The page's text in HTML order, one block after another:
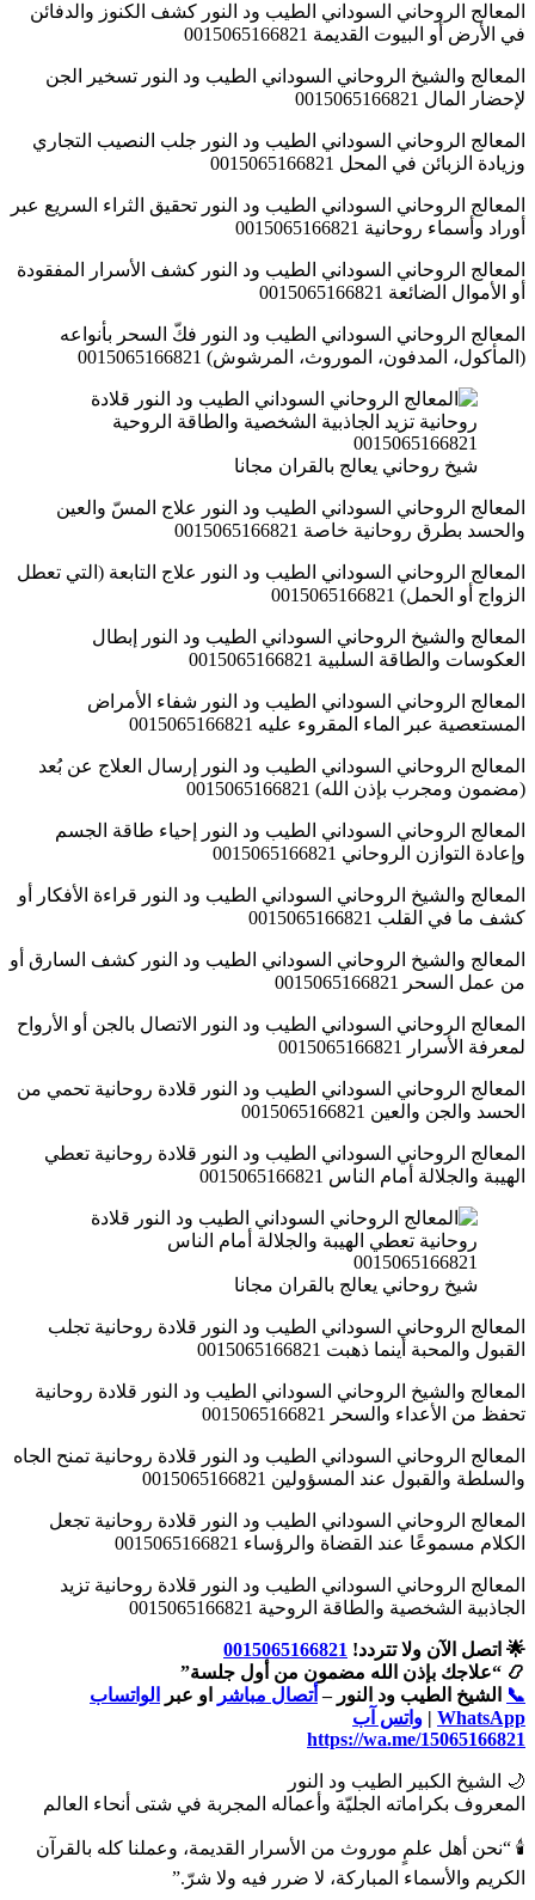
المعالج الروحاني السوداني الطيب ود النور كشف الكنوز والدفائن
في الأرض أو البيوت القديمة 0015065166821
المعالج والشيخ الروحاني السوداني الطيب ود النور تسخير الجن
لإحضار المال 0015065166821
المعالج الروحاني السوداني الطيب ود النور جلب النصيب التجاري
وزيادة الزبائن في المحل 0015065166821
المعالج الروحاني السوداني الطيب ود النور تحقيق الثراء السريع عبر
أوراد وأسماء روحانية 0015065166821
المعالج الروحاني السوداني الطيب ود النور كشف الأسرار المفقودة
أو الأموال الضائعة 0015065166821
المعالج الروحاني السوداني الطيب ود النور فكّ السحر بأنواعه
(المأكول، المدفون، الموروث، المرشوش) 0015065166821
شيخ روحاني يعالج بالقران مجانا
المعالج الروحاني السوداني الطيب ود النور علاج المسّ والعين
والحسد بطرق روحانية خاصة 0015065166821
المعالج الروحاني السوداني الطيب ود النور علاج التابعة (التي تعطل
الزواج أو الحمل) 0015065166821
المعالج والشيخ الروحاني السوداني الطيب ود النور إبطال
العكوسات والطاقة السلبية 0015065166821
المعالج الروحاني السوداني الطيب ود النور شفاء الأمراض
المستعصية عبر الماء المقروء عليه 0015065166821
المعالج الروحاني السوداني الطيب ود النور إرسال العلاج عن بُعد
(مضمون ومجرب بإذن الله) 0015065166821
المعالج الروحاني السوداني الطيب ود النور إحياء طاقة الجسم
وإعادة التوازن الروحاني 0015065166821
المعالج والشيخ الروحاني السوداني الطيب ود النور قراءة الأفكار أو
كشف ما في القلب 0015065166821
المعالج والشيخ الروحاني السوداني الطيب ود النور كشف السارق أو
من عمل السحر 0015065166821
المعالج الروحاني السوداني الطيب ود النور الاتصال بالجن أو الأرواح
لمعرفة الأسرار 0015065166821
المعالج الروحاني السوداني الطيب ود النور قلادة روحانية تحمي من
الحسد والجن والعين 0015065166821
المعالج الروحاني السوداني الطيب ود النور قلادة روحانية تعطي
الهيبة والجلالة أمام الناس 0015065166821
شيخ روحاني يعالج بالقران مجانا
المعالج الروحاني السوداني الطيب ود النور قلادة روحانية تجلب
القبول والمحبة أينما ذهبت 0015065166821
المعالج والشيخ الروحاني السوداني الطيب ود النور قلادة روحانية
تحفظ من الأعداء والسحر 0015065166821
المعالج الروحاني السوداني الطيب ود النور قلادة روحانية تمنح الجاه
والسلطة والقبول عند المسؤولين 0015065166821
المعالج الروحاني السوداني الطيب ود النور قلادة روحانية تجعل
الكلام مسموعًا عند القضاة والرؤساء 0015065166821
المعالج الروحاني السوداني الطيب ود النور قلادة روحانية تزيد
الجاذبية الشخصية والطاقة الروحية 0015065166821
🌟 اتصل الآن ولا تتردد! 0015065166821
📿 “علاجك بإذن الله مضمون من أول جلسة”
📞
الشيخ الطيب ود النور – أتصال مباشر او عبر
الواتساب
WhatsApp
| واتس آب
https://wa.me/15065166821
🌙 الشيخ الكبير الطيب ود النور
المعروف بكراماته الجليّة وأعماله المجربة في شتى أنحاء العالم
🕯️ “نحن أهل علمٍ موروث من الأسرار القديمة، وعملنا كله بالقرآن
الكريم والأسماء المباركة، لا ضرر فيه ولا شرّ.”